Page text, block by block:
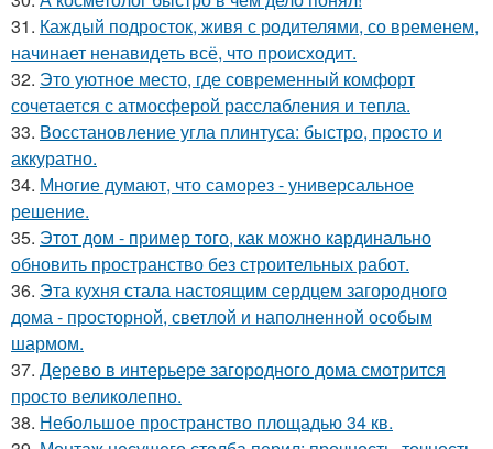
31. Каждый подросток, живя с родителями, со временем,
начинает ненавидеть всё, что происходит.
32. Это уютное место, где современный комфорт
сочетается с атмосферой расслабления и тепла.
33. Восстановление угла плинтуса: быстро, просто и
аккуратно.
34. Многие думают, что саморез - универсальное
решение.
35. Этот дом - пример того, как можно кардинально
обновить пространство без строительных работ.
36. Эта кухня стала настоящим сердцем загородного
дома - просторной, светлой и наполненной особым
шармом.
37. Дерево в интерьере загородного дома смотрится
просто великолепно.
38. Небольшое пространство площадью 34 кв.